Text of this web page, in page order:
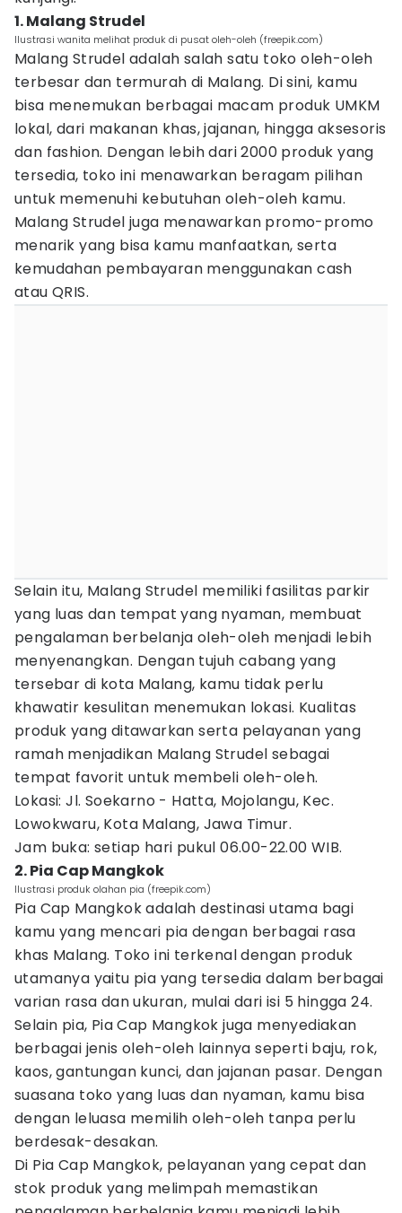
1. Malang Strudel
Ilustrasi wanita melihat produk di pusat oleh-oleh (freepik.com)
Malang Strudel adalah salah satu toko oleh-oleh
terbesar dan termurah di Malang. Di sini, kamu
bisa menemukan berbagai macam produk UMKM
lokal, dari makanan khas, jajanan, hingga aksesoris
dan fashion. Dengan lebih dari 2000 produk yang
tersedia, toko ini menawarkan beragam pilihan
untuk memenuhi kebutuhan oleh-oleh kamu.
Malang Strudel juga menawarkan promo-promo
menarik yang bisa kamu manfaatkan, serta
kemudahan pembayaran menggunakan cash
atau QRIS.
Selain itu, Malang Strudel memiliki fasilitas parkir
yang luas dan tempat yang nyaman, membuat
pengalaman berbelanja oleh-oleh menjadi lebih
menyenangkan. Dengan tujuh cabang yang
tersebar di kota Malang, kamu tidak perlu
khawatir kesulitan menemukan lokasi. Kualitas
produk yang ditawarkan serta pelayanan yang
ramah menjadikan Malang Strudel sebagai
tempat favorit untuk membeli oleh-oleh.
Lokasi: Jl. Soekarno - Hatta, Mojolangu, Kec.
Lowokwaru, Kota Malang, Jawa Timur.
Jam buka: setiap hari pukul 06.00-22.00 WIB.
2. Pia Cap Mangkok
Ilustrasi produk olahan pia (freepik.com)
Pia Cap Mangkok adalah destinasi utama bagi
kamu yang mencari pia dengan berbagai rasa
khas Malang. Toko ini terkenal dengan produk
utamanya yaitu pia yang tersedia dalam berbagai
varian rasa dan ukuran, mulai dari isi 5 hingga 24.
Selain pia, Pia Cap Mangkok juga menyediakan
berbagai jenis oleh-oleh lainnya seperti baju, rok,
kaos, gantungan kunci, dan jajanan pasar. Dengan
suasana toko yang luas dan nyaman, kamu bisa
dengan leluasa memilih oleh-oleh tanpa perlu
berdesak-desakan.
Di Pia Cap Mangkok, pelayanan yang cepat dan
stok produk yang melimpah memastikan